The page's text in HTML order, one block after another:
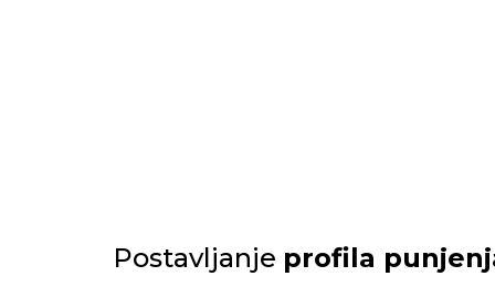
Postavljanje profila